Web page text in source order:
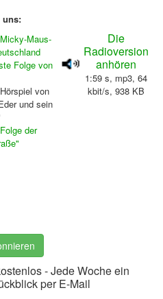
uns:
Maus-
Folge von
von
und sein
der
Die
Radioversion
anhören
1:59 s, mp3, 64
kbit/s, 938 KB
- Jede Woche ein
per E-Mail